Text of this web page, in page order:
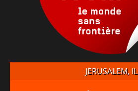
JERUSALEM, IL